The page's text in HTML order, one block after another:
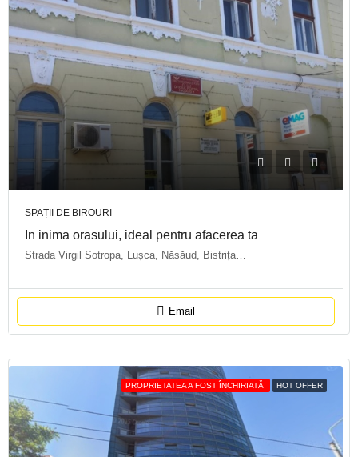
SPAȚII DE BIROURI
In inima orasului, ideal pentru afacerea ta
Strada Virgil Sotropa, Lușca, Năsăud, Bistrița-Năsăud, 425202, Romania
Email
PROPRIETATEA A FOST ÎNCHIRIATĂ HOT OFFER